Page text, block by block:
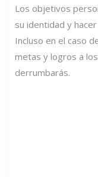
Los objetivos
su identidad y
Incluso en el caso
metas y logros a
derrumbarás.